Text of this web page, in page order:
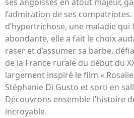
l’admiration de ses
d’hypertrichose, une maladie
abondante, elle a fait le choix
raser et d’assumer sa barbe,
de la France rurale du début du
largement inspiré le film «
Stéphanie Di Gusto et sorti en
Découvrons ensemble l’histoire
incroyable.